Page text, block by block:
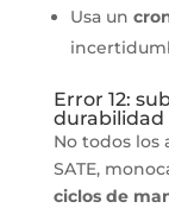
Usa un
Error 12:
durabilidad
No todos los
SATE,
ciclos de